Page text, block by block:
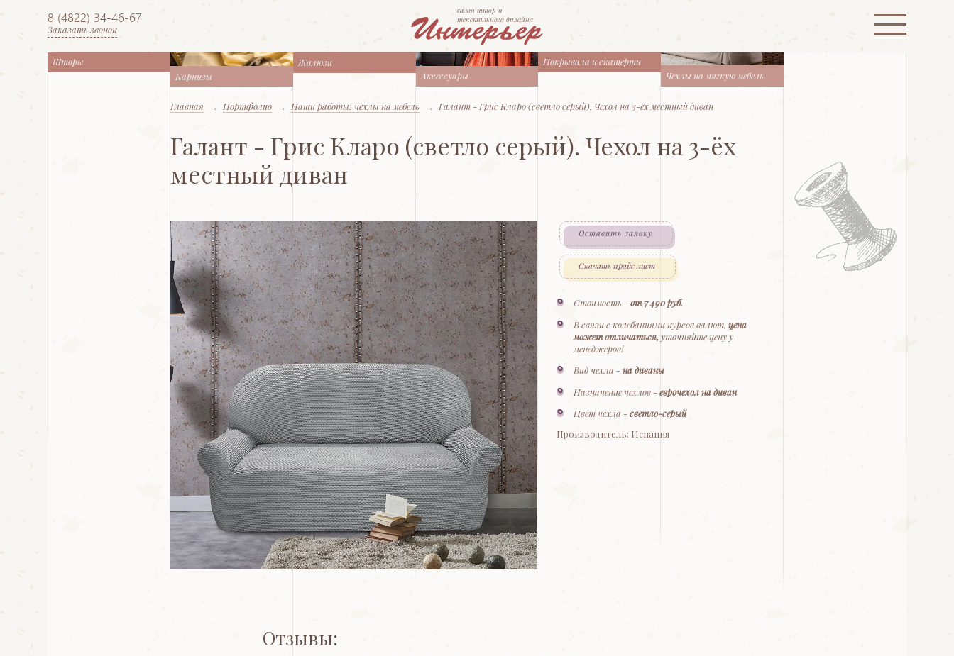
8 (4822) 34-46-67
Заказать звонок
cалон штор и
текстильного дизайна
Шторы
Карнизы
Жалюзи
Аксессуары
Покрывала и скатерти
Чехлы на мягкую мебель
Главная → Портфолио → Наши работы: чехлы на мебель → Галант - Грис Кларо (светло серый). Чехол на 3-ёх местный диван
Галант - Грис Кларо (светло серый). Чехол на 3-ёх
местный диван
Оставить заявку
Скачать прайс лист
Стоимость -от 7 490 руб.
В связи с колебаниями курсов валют, цена
может отличаться, уточняйте цену у
менеджеров!
Вид чехла -на диваны
Назначение чехлов -еврочехол на диван
Цвет чехла -светло-серый
Производитель: Испания
Отзывы: